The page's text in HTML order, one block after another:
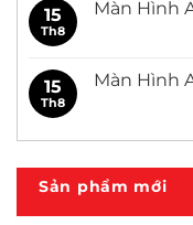
Fortuner
ở
Honda
Civic
15
Th8
Màn Hình
luận
ở
Honda
15
Th8
Màn Hình
luận
Màn
Hình
Outlander
Sản phẩm mới